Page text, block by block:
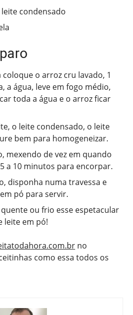
condensado
coloque o arroz cru lavado, 1
a água, leve em fogo médio,
toda a água e o arroz ficar
o leite condensado, o leite
bem para homogeneizar.
mexendo de vez em quando
a 10 minutos para encorpar.
disponha numa travessa e
pó para servir.
ou frio esse espetacular
leite em pó!
no
como essa todos os